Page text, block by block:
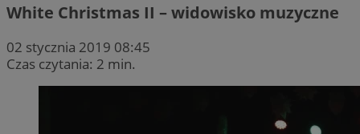
White Christmas II – widowisko muzyczne
02 stycznia 2019 08:45
Czas czytania: 2 min.